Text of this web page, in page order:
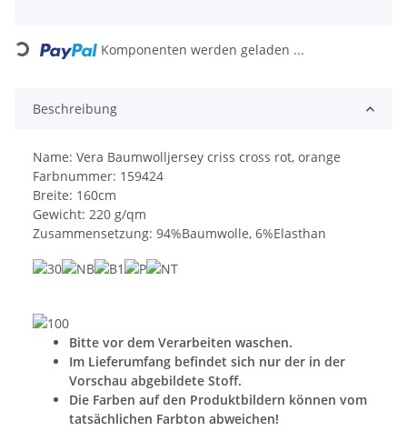
Loading... Komponenten werden geladen ...
Beschreibung
Name: Vera Baumwolljersey criss cross rot, orange
Farbnummer: 159424
Breite: 160cm
Gewicht: 220 g/qm
Zusammensetzung: 94%Baumwolle, 6%Elasthan
Bitte vor dem Verarbeiten waschen.
Im Lieferumfang befindet sich nur der in der
Vorschau abgebildete Stoff.
Die Farben auf den Produktbildern können vom
tatsächlichen Farbton abweichen!